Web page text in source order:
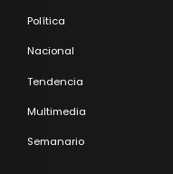
Política
Nacional
Tendencia
Multimedia
Semanario